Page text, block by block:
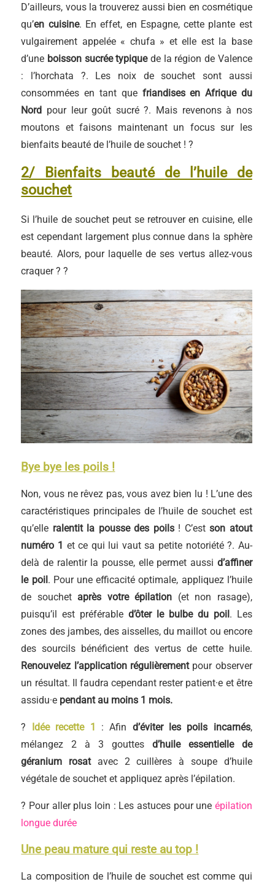
D’ailleurs, vous la trouverez aussi bien en cosmétique
qu’en cuisine. En effet, en Espagne, cette plante est
vulgairement appelée « chufa » et elle est la base
d’une boisson sucrée typiquede la région de Valence
: l’horchata ?. Les noix de souchet sont aussi
consommées en tant que friandises en Afrique du
Nord pour leur goût sucré ?. Mais revenons à nos
moutons et faisons maintenant un focus sur les
bienfaits beauté de l’huile de souchet ! ?
2/ Bienfaits beauté de l’huile de
souchet
Si l’huile de souchet peut se retrouver en cuisine, elle
est cependant largement plus connue dans la sphère
beauté. Alors, pour laquelle de ses vertus allez-vous
craquer ? ?
Bye bye les poils !
Non, vous ne rêvez pas, vous avez bien lu ! L’une des
caractéristiques principales de l’huile de souchet est
qu’elle ralentit la pousse des poils! C’estson atout
numéro 1 et ce qui lui vaut sa petite notoriété ?. Au-
delà de ralentir la pousse, elle permet aussi d’affiner
le poil. Pour une efficacité optimale, appliquez l’huile
de souchetaprès votre épilation (et non rasage),
puisqu’il est préférabled’ôter le bulbe du poil. Les
zones des jambes, des aisselles, du maillot ou encore
des sourcils bénéficient des vertus de cette huile.
Renouvelez l’application régulièrementpour observer
un résultat. Il faudra cependant rester patient·e et être
assidu·e pendant au moins 1 mois.
? Idée recette 1 : Afin d’éviter les poils incarnés,
mélangez 2 à 3 gouttes d’huile essentielle de
géranium rosatavec 2 cuillères à soupe d’huile
végétale de souchet et appliquez après l’épilation.
? Pour aller plus loin : Les astuces pour une épilation
longue durée
Une peau mature qui reste au top !
La composition de l’huile de souchet est comme qui